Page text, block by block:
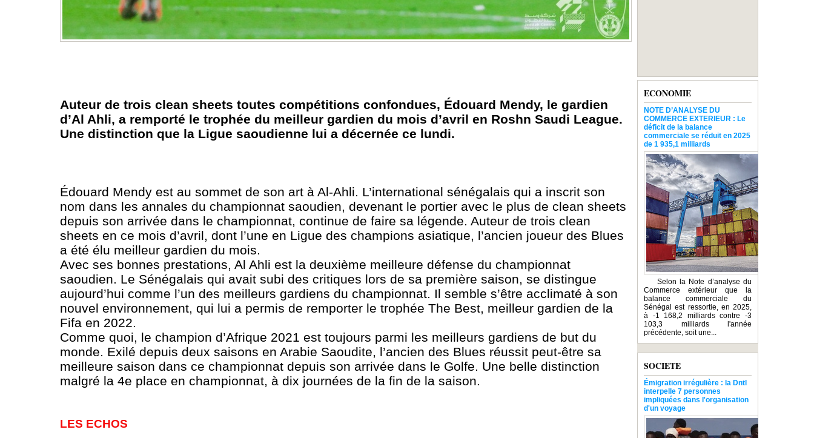
Auteur de trois clean sheets toutes compétitions confondues, Édouard Mendy, le gardien
d’Al Ahli, a remporté le trophée du meilleur gardien du mois d’avril en Roshn Saudi League.
Une distinction que la Ligue saoudienne lui a décernée ce lundi.
Édouard Mendy est au sommet de son art à Al-Ahli. L’international sénégalais qui a inscrit son
nom dans les annales du championnat saoudien, devenant le portier avec le plus de clean sheets
depuis son arrivée dans le championnat, continue de faire sa légende. Auteur de trois clean
sheets en ce mois d’avril, dont l’une en Ligue des champions asiatique, l’ancien joueur des Blues
a été élu meilleur gardien du mois.
Avec ses bonnes prestations, Al Ahli est la deuxième meilleure défense du championnat
saoudien. Le Sénégalais qui avait subi des critiques lors de sa première saison, se distingue
aujourd’hui comme l’un des meilleurs gardiens du championnat. Il semble s’être acclimaté à son
nouvel environnement, qui lui a permis de remporter le trophée The Best, meilleur gardien de la
Fifa en 2022.
Comme quoi, le champion d’Afrique 2021 est toujours parmi les meilleurs gardiens de but du
monde. Exilé depuis deux saisons en Arabie Saoudite, l’ancien des Blues réussit peut-être sa
meilleure saison dans ce championnat depuis son arrivée dans le Golfe. Une belle distinction
malgré la 4e place en championnat, à dix journées de la fin de la saison.
LES ECHOS
ECONOMIE
NOTE D’ANALYSE DU
COMMERCE EXTERIEUR : Le
déficit de la balance
commerciale se réduit en 2025
de 1 935,1 milliards
Selon la Note d’analyse du
Commerce extérieur que la
balance commerciale du
Sénégal est ressortie, en 2025,
à -1 168,2 milliards contre -3
103,3 milliards l'année
précédente, soit une...
SOCIETE
Émigration irrégulière : la Dntl
interpelle 7 personnes
impliquées dans l'organisation
d'un voyage